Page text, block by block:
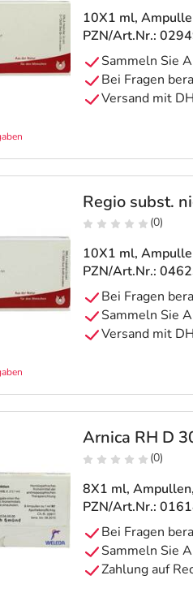
10X1 ml,
PZN/Art.Nr.:
Regio subst.
(0)
10X1 ml,
PZN/Art.Nr.:
Arnica RH D
(0)
8X1 ml, Ampullen
PZN/Art.Nr.: